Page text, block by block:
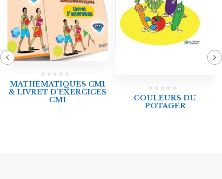
MATHÉMATIQUES CM1
& LIVRET D’EXERCICES
CM1
COULEURS DU
POTAGER